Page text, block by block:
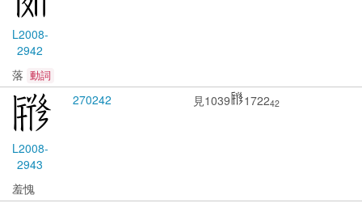
L2008-
2942
落 動詞
L2008-
2943
270242 見1039 172242
羞愧